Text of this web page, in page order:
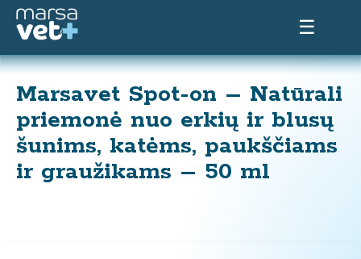
☰
Marsavet Spot-on – Natūrali
priemonė nuo erkių ir blusų
šunims, katėms, paukščiams
ir graužikams – 50 ml